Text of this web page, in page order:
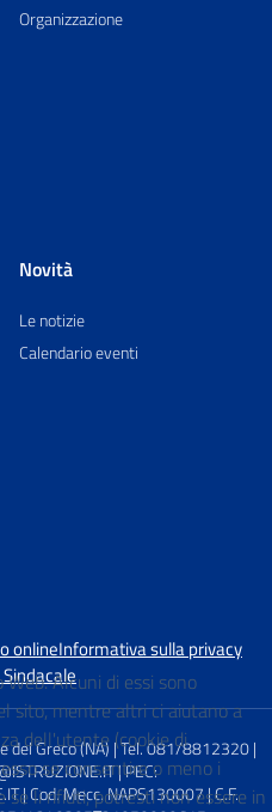
Organizzazione
Novità
Le notizie
Calendario eventi
onlineInformativa sulla privacy
del Greco (NA) | Tel. 081/8812320 |
| PEC:
| Cod. Mecc. NAPS130007 | C.F.
Alcuni di essi sono
sito, mentre altri ci aiutano a
dell'utente (cookie di
se consentire o meno i
se li rifiuti, potresti non essere in